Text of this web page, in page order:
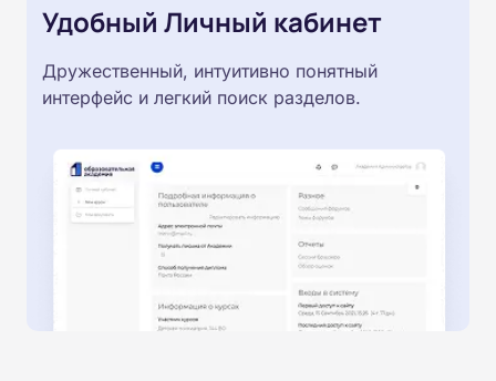
Удобный Личный кабинет
Дружественный, интуитивно понятный
интерфейс и легкий поиск разделов.